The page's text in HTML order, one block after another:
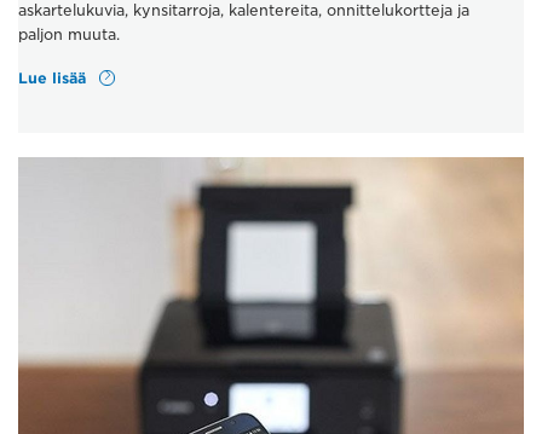
askartelukuvia, kynsitarroja, kalentereita, onnittelukortteja ja
paljon muuta.
Lue lisää